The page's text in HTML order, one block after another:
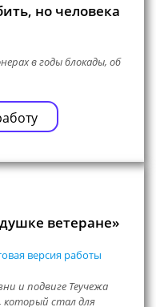
но человека
в годы блокады, об
ветеране»
версия работы
и подвиге Теучежа
который стал для